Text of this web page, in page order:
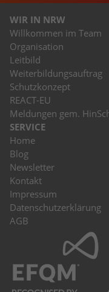
WIR IN NRW
Willkommen im Team
Organisation
Leitbild
Weiterbildungsauftrag
Schutzkonzept
REACT-EU
Meldungen gem.
SERVICE
Home
Blog
Newsletter
Kontakt
Impressum
Datenschutzerklärung
AGB